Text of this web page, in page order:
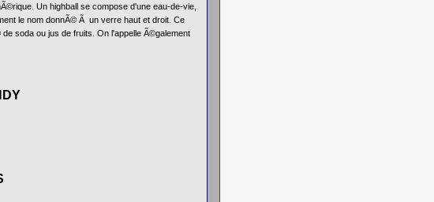
Un highball se compose d'une eau-de-vie,
le nom donnÃ© Ã un verre haut et droit. Ce
soda ou jus de fruits. On l'appelle Ã©galement